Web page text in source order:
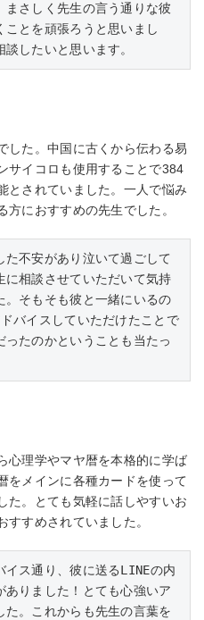
さしく先生の言う通りな彼
とを頑張ろうと思いまし
したいと思います。
した。中国に古くから伝わる易
サイコロも使用することで384
とされていました。一人で悩み
におすすめの先生でした。
た不安があり泣いて過ごして
に相談させていただいて気持
。そもそも彼と一緒にいるの
バイスしていただけたことで
たのかということも当たっ
心理学やマヤ暦を本格的に学ば
をメインに各種カードを使って
た。とても気軽に話しやすいお
すすめされていました。
イス通り、彼に送るLINEの内
りました！とても心強いア
た。これからも先生の言葉を